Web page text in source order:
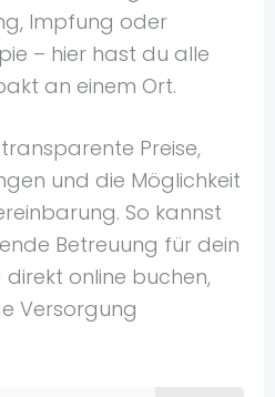
Impfung oder
– hier hast du alle
an einem Ort.
Preise,
und die Möglichkeit
So kannst
Betreuung für dein
online buchen,
Versorgung